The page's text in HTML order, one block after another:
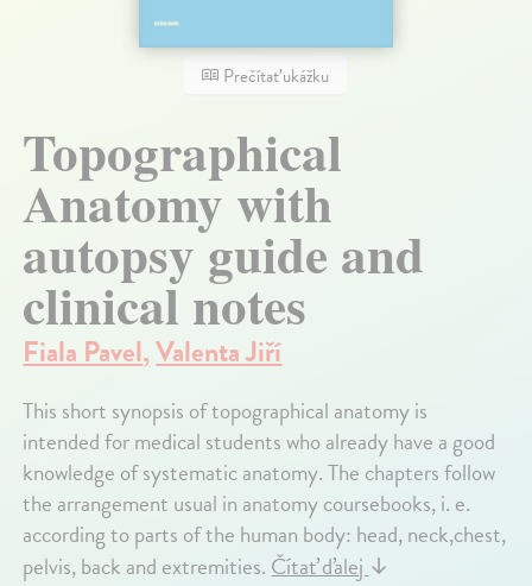
Prečítať ukážku
Topographical
Anatomy with
autopsy guide and
clinical notes
Fiala Pavel,Valenta Jiří
This short synopsis of topographical anatomy is
intended for medical students who already have a good
knowledge of systematic anatomy. The chapters follow
the arrangement usual in anatomy coursebooks, i. e.
according to parts of the human body: head, neck,chest,
pelvis, back and extremities.Čítať ďalej↓